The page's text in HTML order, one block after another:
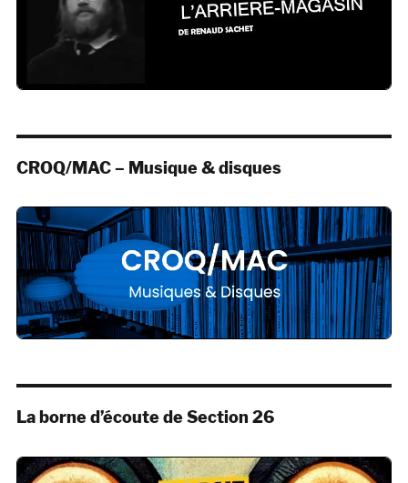
CROQ/MAC – Musique & disques
La borne d’écoute de Section 26